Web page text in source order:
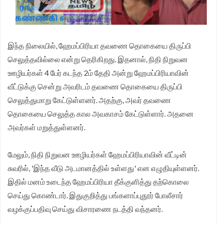
சங்க மாநில தலைவர் வேலுச்சாமி வேண்டுகோள்.
இந்த நிலையில், ஹேமப்பிரியா தவணை தொகையை திருப்பி
செலுத்தவில்லை என்று தெரிகிறது. இதனால், நிதி நிறுவன
ஊழியர்கள் 4 பேர் கடந்த 2ம் தேதி அன்று ஹேமப்பிரியாவின்
வீட்டுக்கு சென்று அவரிடம் தவணை தொகையை திருப்பி
செலுத்துமாறு கேட்டுள்ளனர். அதற்கு, அவர் தவணை
தொகையை செலுத்த கால அவகாசம் கேட்டுள்ளார். அதனை
அவர்கள் மறுத்துள்ளனர்.
மேலும், நிதி நிறுவன ஊழியர்கள் ஹேமப்பிரியாவின் வீட்டின்
சுவரில், 'இந்த வீடு அடமானத்தில் உள்ளது' என எழுதியுள்ளனர்.
இதில் மனம் உடைந்த ஹேமப்பிரியா தீக்குளித்து தற்கொலை
செய்து கொண்டார். இதுகுறித்து பங்களாப்புதூர் போலீசார்
வழக்குப்பதிவு செய்து விசாரணை நடத்தி வந்தனர்.